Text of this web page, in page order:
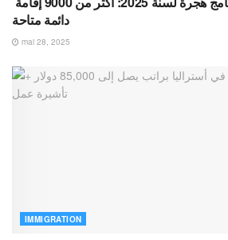
دائمة متاحة
mai 28, 2025
IMMIGRATION